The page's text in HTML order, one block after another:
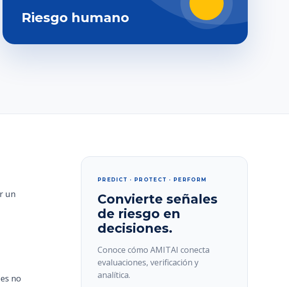
Riesgo humano
un
no
PREDICT · PROTECT · PERFORM
Convierte señales
de riesgo en
decisiones.
Conoce cómo AMITAI conecta
evaluaciones, verificación y
analítica.